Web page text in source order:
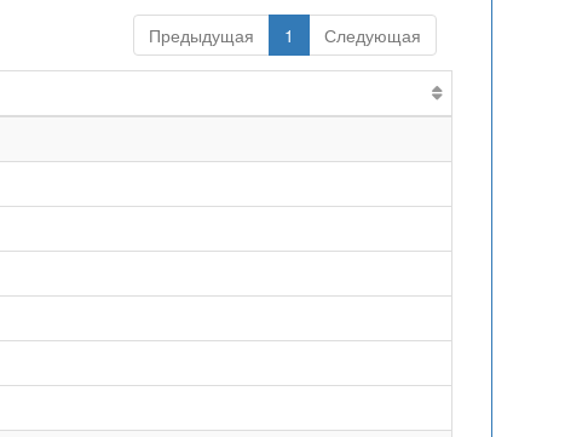
Предыдущая 1 Следующая